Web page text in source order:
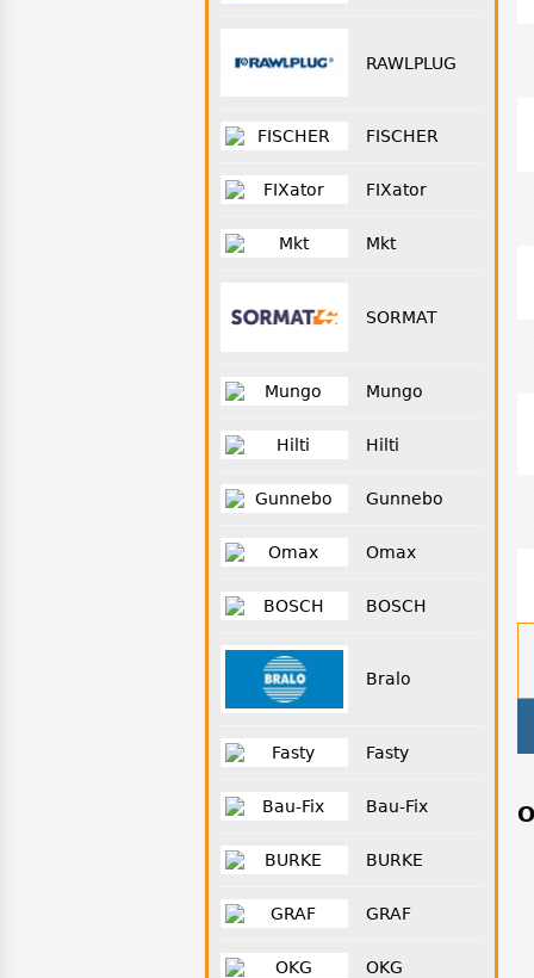
RAWLPLUG
FISCHER
FIXator
Mkt
SORMAT
Mungo
Hilti
Gunnebo
Omax
BOSCH
Bralo
Fasty
Bau-Fix
BURKE
GRAF
OKG